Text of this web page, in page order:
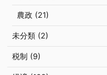
農政 (21)
未分類 (2)
税制 (9)